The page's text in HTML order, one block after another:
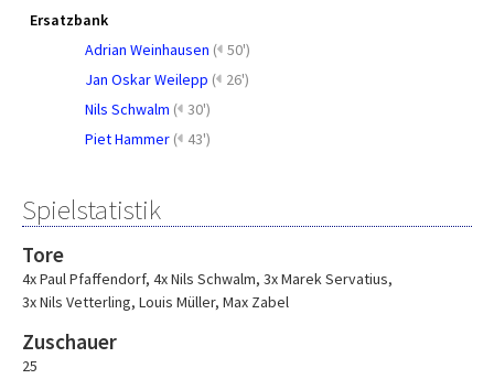
Ersatzbank
Adrian Weinhausen ( 50')
Jan Oskar Weilepp ( 26')
Nils Schwalm ( 30')
Piet Hammer ( 43')
Spielstatistik
Tore
4x Paul Pfaffendorf, 4x Nils Schwalm, 3x Marek Servatius,
3x Nils Vetterling, Louis Müller, Max Zabel
Zuschauer
25